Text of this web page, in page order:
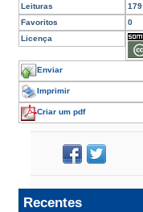
Leituras
179
Favoritos
0
Licença
Enviar
Imprimir
Criar um pdf
Recentes